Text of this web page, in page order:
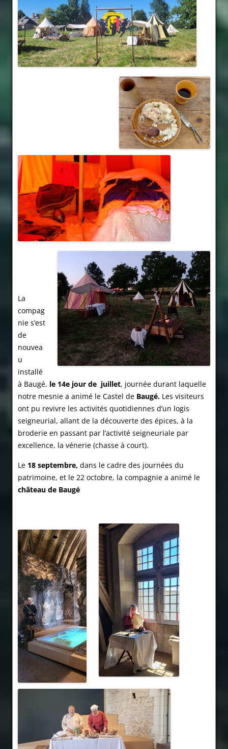
La
compag
nie s’est
de
nouvea
u
installé
à Baugé, le 14e jour de juillet, journée durant laquelle
notre mesnie a animé le Castel de Baugé. Les visiteurs
ont pu revivre les activités quotidiennes d’un logis
seigneurial, allant de la découverte des épices, à la
broderie en passant par l’activité seigneuriale par
excellence, la vénerie (chasse à court).
Le 18 septembre, dans le cadre des journées du
patrimoine, et le 22 octobre, la compagnie a animé le
château de Baugé